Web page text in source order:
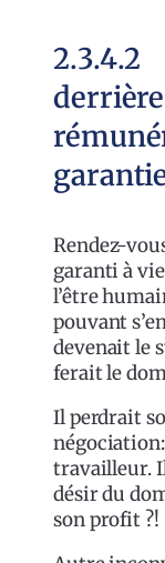
Rendez-
garanti à
l’être
pouvant
devenait le
ferait le
Il perdrait
travailleur.
désir du
son profit ?!